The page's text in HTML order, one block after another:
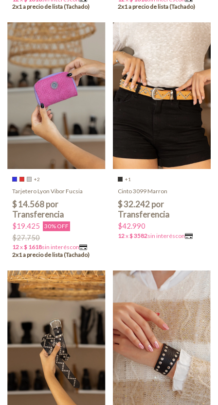
+2
Tarjetero Lyon Vibor Fucsia
$19.425 30% OFF
$27.750
+1
Cinto 3099 Marron
$42.990